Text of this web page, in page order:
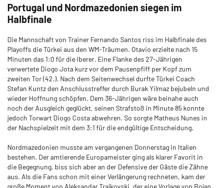
Portugal und Nordmazedonien siegen im
Halbfinale
Die Mannschaft von Trainer Fernando Santos riss im Halbfinale des
Playoffs die Türkei aus den WM-Träumen. Otavio erzielte nach 15
Minuten das 1:0 für die Iberer. Eine Flanke des 27-Jährigen
verwertete Diogo Jota kurz vor dem Pausenpfiff per Kopf zum
zweiten Tor (42.). Nach dem Seitenwechsel durfte Türkei Coach
Stefan Kuntz den Anschlusstreffer durch Burak Yilmaz bejubeln und
wieder Hoffnung schöpfen. Dem 36-Jährigen wäre beinahe auch
noch der Ausgleich geglückt, seinen Strafstoß in Minute 85 konnte
jedoch Torwart Diogo Costa abwehren. So sorgte Matheus Nunes in
der Nachspielzeit mit dem 3:1 für die endgültige Entscheidung.
Nordmazedonien musste am vergangenen Donnerstag in Italien
bestehen. Der amtierende Europameister ging als klarer Favorit in
die Begegnung, biss sich aber an der Defensive der Gäste die Zähne
aus. Als die Fans schon mit einer Verlängerung rechneten, kam der
große Moment von Aleksandar Trajkovski, der eine Vorlage von Bojan